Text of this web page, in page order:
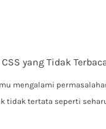
yang Tidak
mengalami
tidak tertata seperti